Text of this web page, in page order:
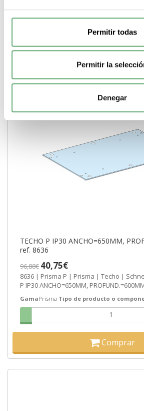
Permitir todas
Permitir la
Denegar
Comprar
TECHO P IP30 ANCHO=650MM,
ref. 8636
96,88€ 40,75€
8636 | Prisma P | Prisma | Techo | Schneider Electric TECHO
GamaPrisma Tipo de producto o
-
Comprar